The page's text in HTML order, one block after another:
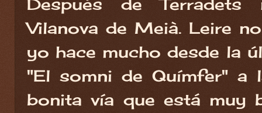
Después de Terradets
Vilanova de Meià. Leire
yo hace mucho desde la
"El somni de Químfer" a
bonita vía que está muy